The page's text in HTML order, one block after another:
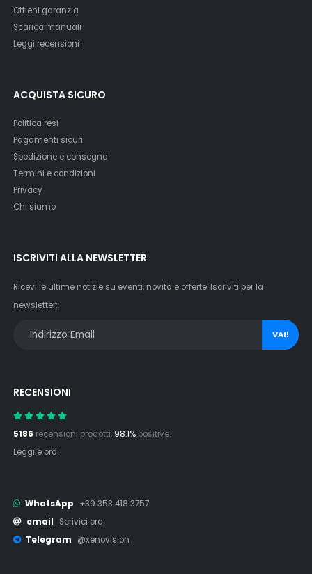
Ottieni garanzia
Scarica manuali
Leggi recensioni
ACQUISTA SICURO
Politica resi
Pagamenti sicuri
Spedizione e consegna
Termini e condizioni
Privacy
Chi siamo
ISCRIVITI ALLA NEWSLETTER
Ricevi le ultime notizie su eventi, novità e offerte. Iscriviti per la
newsletter:
VAI!
RECENSIONI
5186 recensioni prodotti, 98.1% positive.
Leggile ora
WhatsApp
+39 353 418 3757
email
Scrivici ora
Telegram
@xenovision